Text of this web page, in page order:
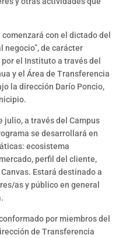
con el dictado del
negocio”, de carácter
el Instituto a través del
y el Área de Transferencia
la dirección Darío Poncio,
julio, a través del Campus
se desarrollará en
ecosistema
perfil del cliente,
Estará destinado a
as y público en general
por miembros del
de Transferencia